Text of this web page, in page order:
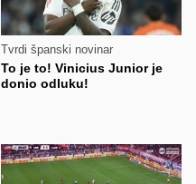
Tvrdi španski novinar
To je to! Vinicius Junior je
donio odluku!